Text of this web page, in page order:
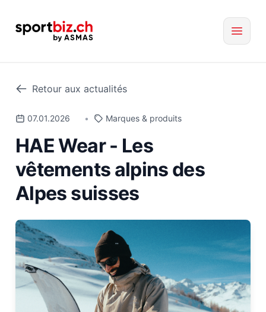
Retour aux actualités
07.01.2026 • Marques & produits
HAE Wear - Les
vêtements alpins des
Alpes suisses